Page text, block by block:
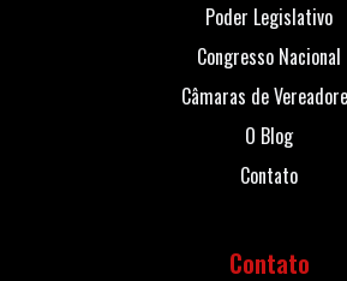
Poder Legislativo
Congresso Nacional
Câmaras de
O Blog
Contato
Contato